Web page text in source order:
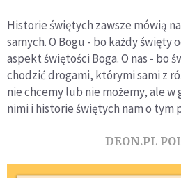
Historie świętych zawsze mówią
samych. O Bogu - bo każdy święty
aspekt świętości Boga. O nas - bo
chodzić drogami, którymi sami z
nie chcemy lub nie możemy, ale w
nimi i historie świętych nam o tym
DEON.PL